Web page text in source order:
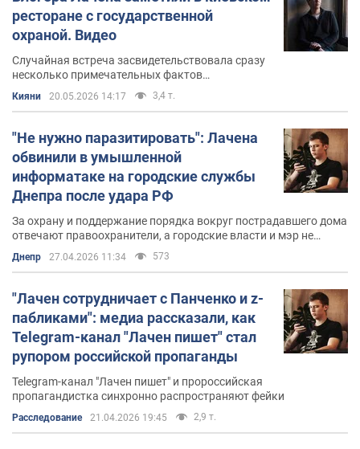
ресторане с государственной
охраной. Видео
Случайная встреча засвидетельствовала сразу
несколько примечательных фактов
Кияни 20.05.2026 14:17 3,4 т.
"Не нужно паразитировать": Лачена
обвинили в умышленной
информатаке на городские службы
Днепра после удара РФ
За охрану и поддержание порядка вокруг пострадавшего дома
отвечают правоохранители, а городские власти и мэр не
имеют полномочий заниматься вопросами безопасности
Днепр 27.04.2026 11:34 573
"Лачен сотрудничает с Панченко и z-
пабликами": медиа рассказали, как
Telegram-канал "Лачен пишет" стал
рупором российской пропаганды
Telegram-канал "Лачен пишет" и пророссийская
пропагандистка синхронно распространяют фейки
Расследование 21.04.2026 19:45 2,9 т.